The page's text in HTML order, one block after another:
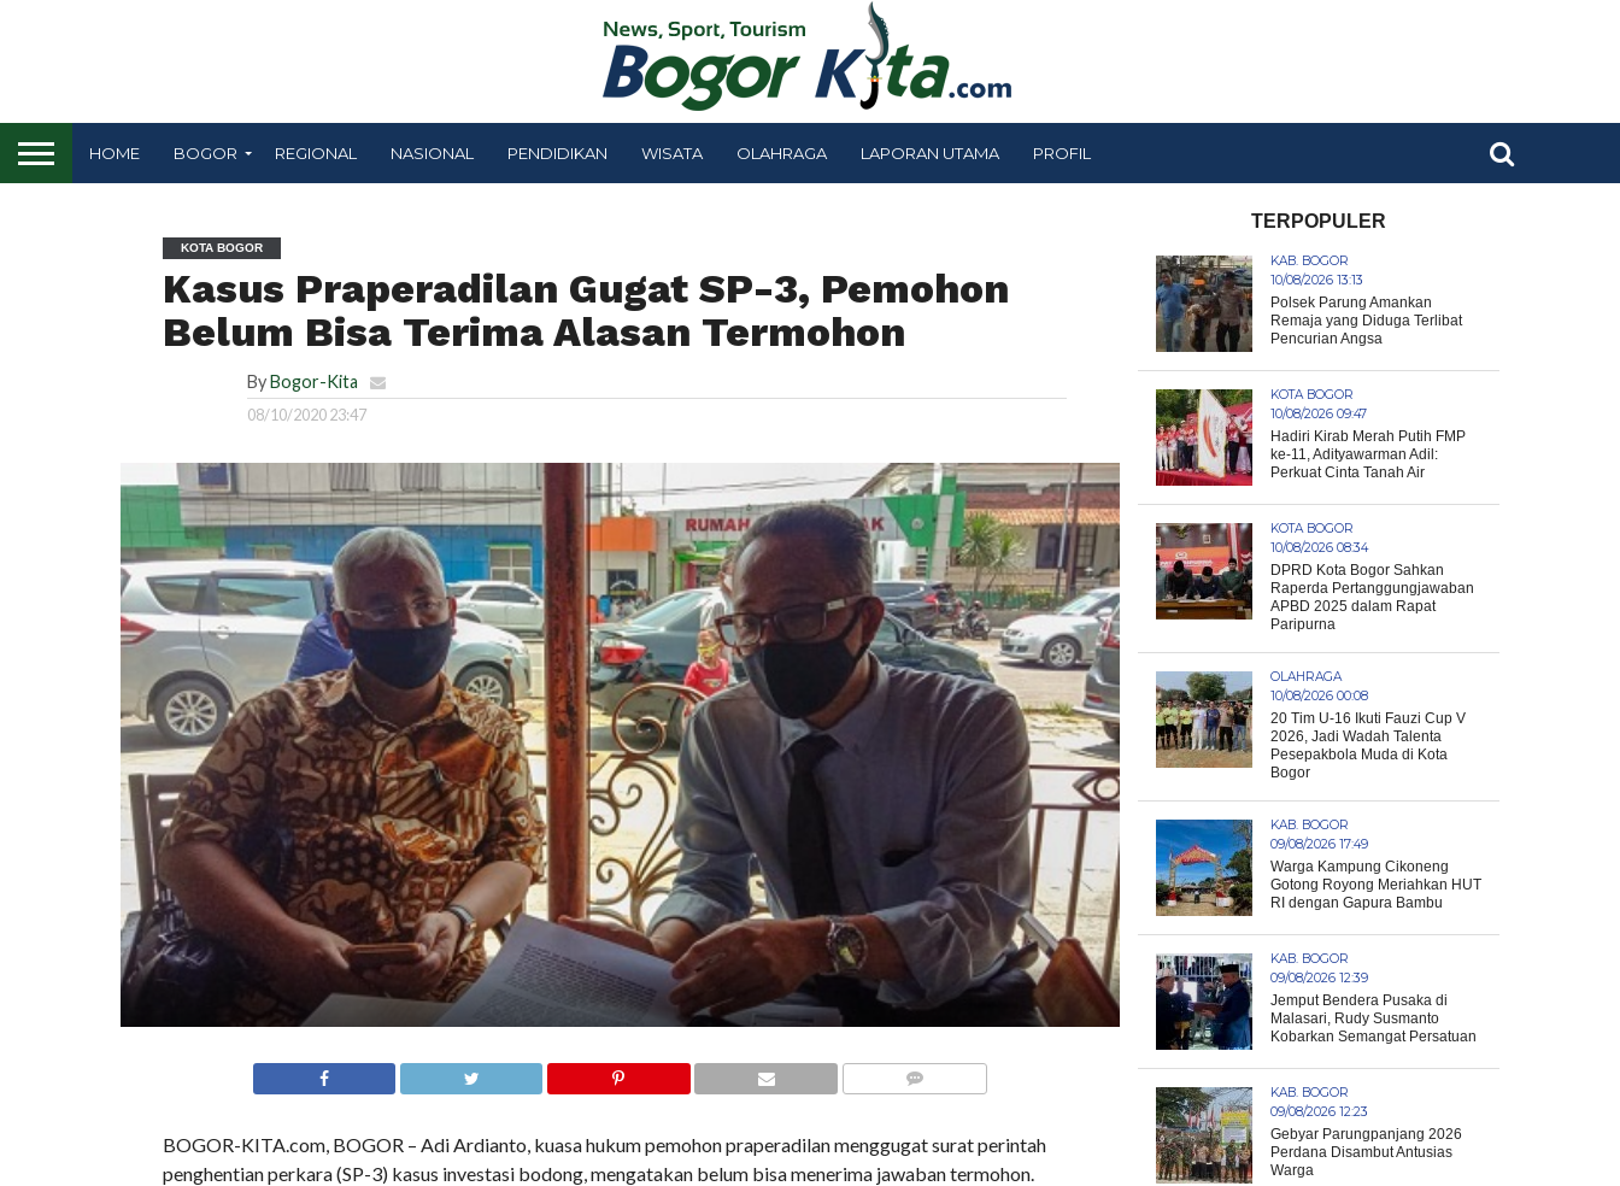
HOME BOGOR REGIONAL NASIONAL PENDIDIKAN WISATA OLAHRAGA LAPORAN UTAMA PROFIL
KOTA BOGOR
Kasus Praperadilan Gugat SP-3, Pemohon
Belum Bisa Terima Alasan Termohon
ByBogor-Kita
08/10/2020 23:47
BOGOR-KITA.com, BOGOR – Adi Ardianto, kuasa hukum pemohon praperadilan menggugat surat perintah
penghentian perkara (SP-3) kasus investasi bodong, mengatakan belum bisa menerima jawaban termohon.
TERPOPULER
KAB. BOGOR
10/08/2026 13:13
Polsek Parung Amankan
Remaja yang Diduga Terlibat
Pencurian Angsa
KOTA BOGOR
10/08/2026 09:47
Hadiri Kirab Merah Putih FMP
ke-11, Adityawarman Adil:
Perkuat Cinta Tanah Air
KOTA BOGOR
10/08/2026 08:34
DPRD Kota Bogor Sahkan
Raperda Pertanggungjawaban
APBD 2025 dalam Rapat
Paripurna
OLAHRAGA
10/08/2026 00:08
20 Tim U-16 Ikuti Fauzi Cup V
2026, Jadi Wadah Talenta
Pesepakbola Muda di Kota
Bogor
KAB. BOGOR
09/08/2026 17:49
Warga Kampung Cikoneng
Gotong Royong Meriahkan HUT
RI dengan Gapura Bambu
KAB. BOGOR
09/08/2026 12:39
Jemput Bendera Pusaka di
Malasari, Rudy Susmanto
Kobarkan Semangat Persatuan
KAB. BOGOR
09/08/2026 12:23
Gebyar Parungpanjang 2026
Perdana Disambut Antusias
Warga